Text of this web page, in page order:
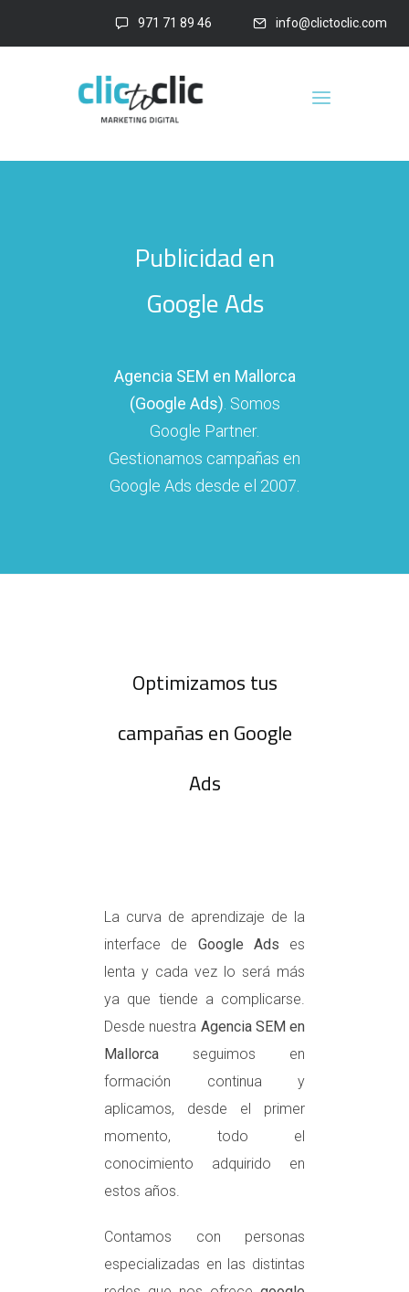
971 71 89 46 info@clictoclic.com
Publicidad en
Google Ads
Agencia SEM en Mallorca
(Google Ads). Somos
Google Partner.
Gestionamos campañas en
Google Ads desde el 2007.
Optimizamos tus
campañas en Google
Ads
La curva de aprendizaje de la
interface de Google Ads es
lenta y cada vez lo será más
ya que tiende a complicarse.
Desde nuestra Agencia SEM en
Mallorca seguimos en
formación continua y
aplicamos, desde el primer
momento, todo el
conocimiento adquirido en
estos años.
Contamos con personas
especializadas en las distintas